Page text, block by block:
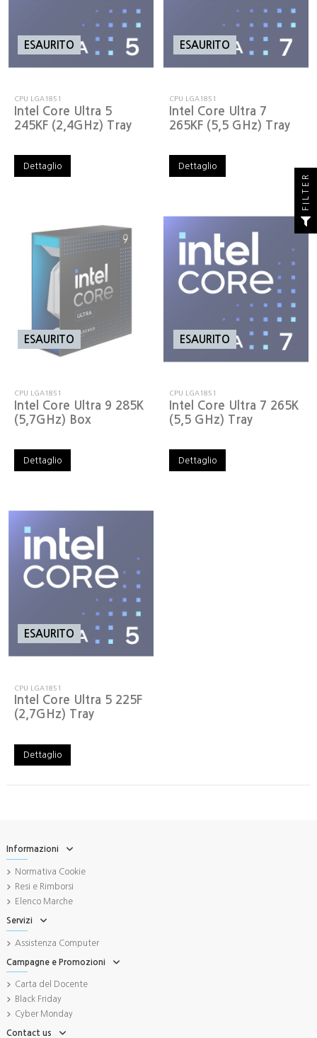
ESAURITO
CPU LGA1851
Intel Core Ultra 5
245KF (2,4GHz) Tray
Dettaglio
ESAURITO
CPU LGA1851
Intel Core Ultra 7
265KF (5,5 GHz) Tray
Dettaglio
ESAURITO
CPU LGA1851
Intel Core Ultra 9 285K
(5,7GHz) Box
Dettaglio
ESAURITO
CPU LGA1851
Intel Core Ultra 7 265K
(5,5 GHz) Tray
Dettaglio
ESAURITO
CPU LGA1851
Intel Core Ultra 5 225F
(2,7GHz) Tray
Dettaglio
Informazioni
Normativa Cookie
Resi e Rimborsi
Elenco Marche
Servizi
Assistenza Computer
Campagne e Promozioni
Carta del Docente
Black Friday
Cyber Monday
Contact us
FILTER